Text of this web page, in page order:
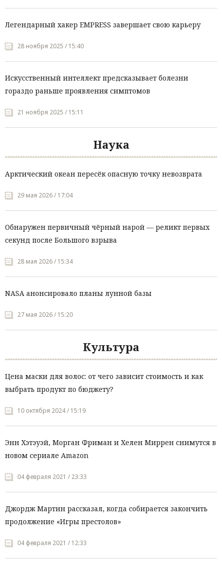
Легендарный хакер EMPRESS завершает свою карьеру
28 ноября 2025 / 15:40
Искусственный интеллект предсказывает болезни
гораздо раньше проявления симптомов
21 ноября 2025 / 15:11
Наука
Арктический океан пересёк опасную точку невозврата
29 мая 2026 / 17:04
Обнаружен первичный чёрный нарой — реликт первых
секунд после Большого взрыва
28 мая 2026 / 15:34
NASA анонсировало планы лунной базы
27 мая 2026 / 15:20
Культура
Цена маски для волос: от чего зависит стоимость и как
выбрать продукт по бюджету?
10 октября 2024 / 15:19
Энн Хэтэуэй, Морган Фриман и Хелен Миррен снимутся в
новом сериале Amazon
04 февраля 2021 / 23:33
Джордж Мартин рассказал, когда собирается закончить
продолжение «Игры престолов»
04 февраля 2021 / 12:33